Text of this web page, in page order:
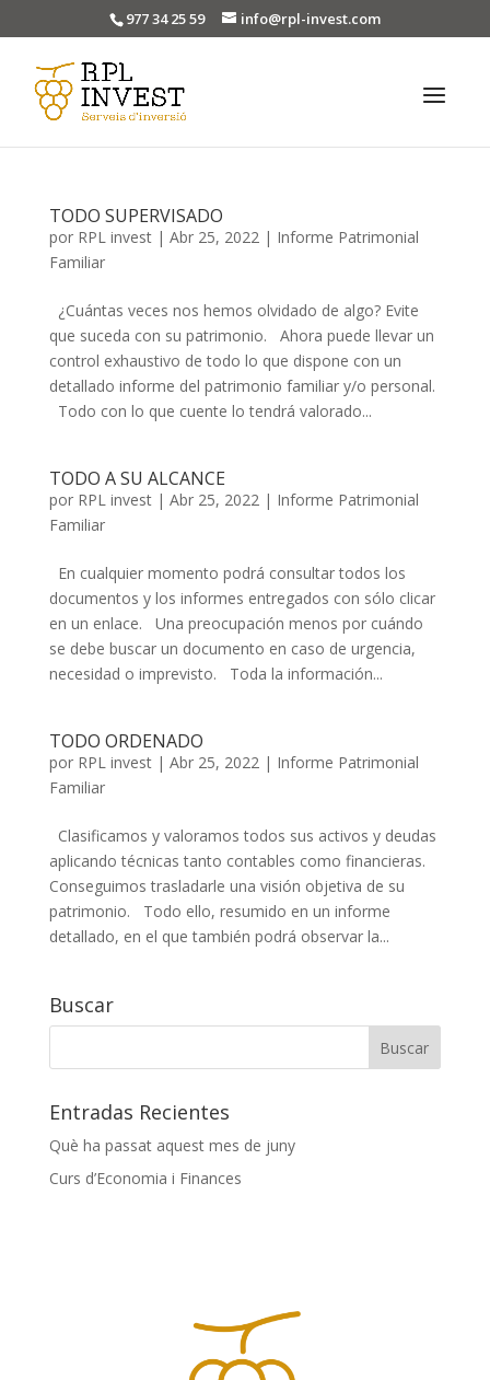
977 34 25 59 info@rpl-invest.com
TODO SUPERVISADO
por RPL invest| Abr 25, 2022| Informe Patrimonial
Familiar
¿Cuántas veces nos hemos olvidado de algo? Evite
que suceda con su patrimonio. Ahora puede llevar un
control exhaustivo de todo lo que dispone con un
detallado informe del patrimonio familiar y/o personal.
Todo con lo que cuente lo tendrá valorado...
TODO A SU ALCANCE
por RPL invest| Abr 25, 2022| Informe Patrimonial
Familiar
En cualquier momento podrá consultar todos los
documentos y los informes entregados con sólo clicar
en un enlace. Una preocupación menos por cuándo
se debe buscar un documento en caso de urgencia,
necesidad o imprevisto. Toda la información...
TODO ORDENADO
por RPL invest| Abr 25, 2022| Informe Patrimonial
Familiar
Clasificamos y valoramos todos sus activos y deudas
aplicando técnicas tanto contables como financieras.
Conseguimos trasladarle una visión objetiva de su
patrimonio. Todo ello, resumido en un informe
detallado, en el que también podrá observar la...
Buscar
Entradas Recientes
Què ha passat aquest mes de juny
Curs d’Economia i Finances